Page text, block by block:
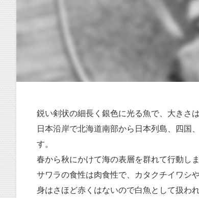
鋭い剣状の細長く銀色に光る魚で、大きさ
日本沿岸で北海道南部から日本列島、四国
す。
春から秋にかけて海の表層を群れて行動し
サワラの食性は肉食性で、カタクチイワシ
身はさほど赤くはないので白魚として扱わ